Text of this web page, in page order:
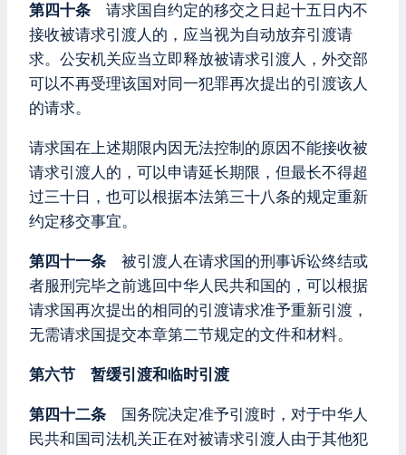
第四十条 请求国自约定的移交之日起十五日内不
接收被请求引渡人的，应当视为自动放弃引渡请
求。公安机关应当立即释放被请求引渡人，外交部
可以不再受理该国对同一犯罪再次提出的引渡该人
的请求。
请求国在上述期限内因无法控制的原因不能接收被
请求引渡人的，可以申请延长期限，但最长不得超
过三十日，也可以根据本法第三十八条的规定重新
约定移交事宜。
第四十一条 被引渡人在请求国的刑事诉讼终结或
者服刑完毕之前逃回中华人民共和国的，可以根据
请求国再次提出的相同的引渡请求准予重新引渡，
无需请求国提交本章第二节规定的文件和材料。
第六节 暂缓引渡和临时引渡
第四十二条 国务院决定准予引渡时，对于中华人
民共和国司法机关正在对被请求引渡人由于其他犯